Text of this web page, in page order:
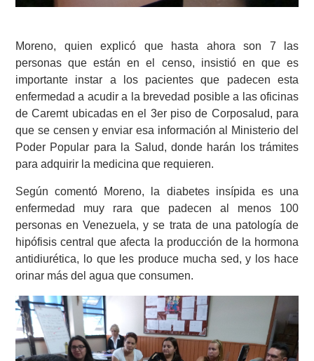
Moreno, quien explicó que hasta ahora son 7 las
personas que están en el censo, insistió en que es
importante instar a los pacientes que padecen esta
enfermedad a acudir a la brevedad posible a las oficinas
de Caremt ubicadas en el 3er piso de Corposalud, para
que se censen y enviar esa información al Ministerio del
Poder Popular para la Salud, donde harán los trámites
para adquirir la medicina que requieren.
Según comentó Moreno, la diabetes insípida es una
enfermedad muy rara que padecen al menos 100
personas en Venezuela, y se trata de una patología de
hipófisis central que afecta la producción de la hormona
antidiurética, lo que les produce mucha sed, y los hace
orinar más del agua que consumen.